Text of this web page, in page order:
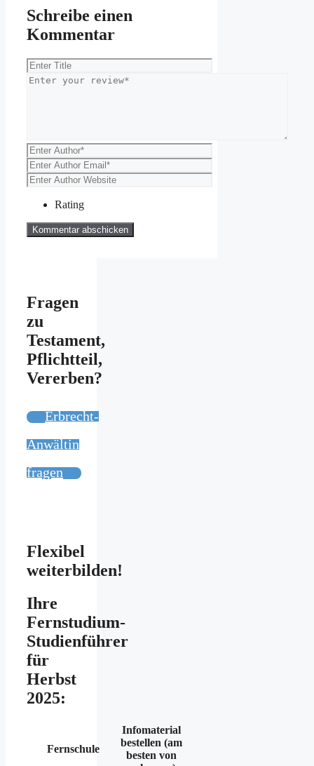
Schreibe einen
Kommentar
Rating
Fragen
zu
Testament,
Pflichtteil,
Vererben?
Erbrecht-
Anwältin
fragen
Flexibel
weiterbilden!
Ihre
Fernstudium-
Studienführer
für
Herbst
2025:
Fernschule
Infomaterial
bestellen (am
besten von